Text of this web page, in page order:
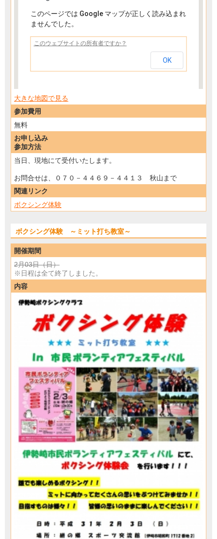
教室～
このページでは Google マップが正しく読み込まれ
ませんでした。
このウェブサイトの所有者ですか？
OK
大きな地図で見る
参加費用
無料
お申し込み
参加方法
当日、現地にて受付いたします。
お問合せは、０７０－４４６９－４４１３ 秋山まで
関連リンク
ボクシング体験
ボクシング体験 ～ミット打ち教室～
開催期間
2月03日（日）
※日程は全て終了しました。
内容